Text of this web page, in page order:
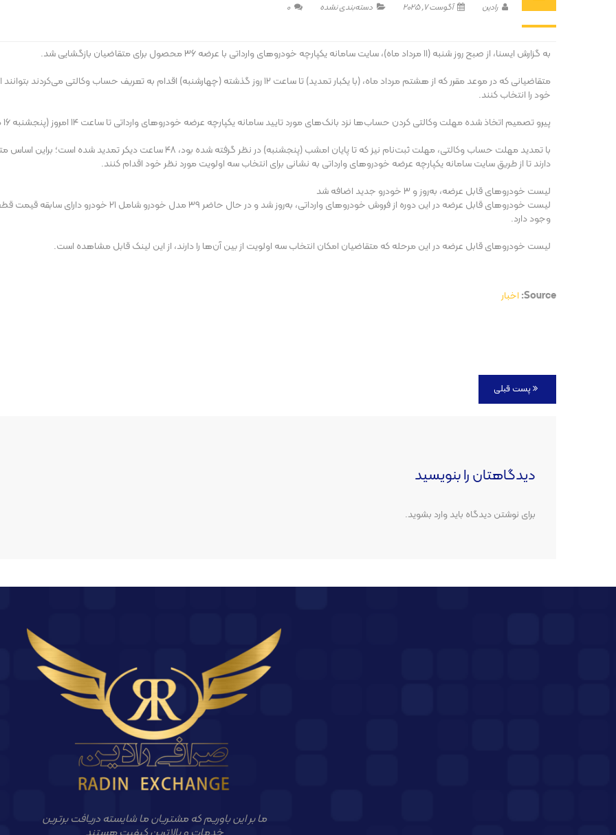
رادین آگوست 7, 2025 دسته‌بندی نشده 0
به گزارش ایسنا، از صبح روز شنبه (١١ مرداد ماه)، سایت سامانه یکپارچه خودروهای وارداتی با عرضه ٣۶ محصول برای متقاضیان بازگشایی شد.
متقاضیانی که در موعد مقرر که از هشتم مرداد ماه، (با یکبار تمدید) تا ساعت ١٢ روز گذشته (چهارشنبه) اقدام
خود را انتخاب کنند.
پیرو تصمیم اتخاذ شده مهلت وکالتی کردن حساب‌ها نزد بانک‌های مورد تایید سامانه یکپارچه عرضه خودروهای وارداتی تا ساعت ١۴ امروز (پنجشنبه ١۶ مرداد ماه) تمدید شده است.
دارند تا از طریق سایت سامانه یکپارچه عرضه خودروهای وارداتی به نشانی برای انتخاب سه اولویت مورد نظر خود اقدام کنند.
لیست خودروهای قابل عرضه، به‌روز و ٣ خودرو جدید اضافه شد
وجود دارد.
لیست خودروهای قابل عرضه در این مرحله که متقاضیان امکان انتخاب سه اولویت از بین آن‌ها را دارند، از این لینک قابل مشاهده است.
Source: اخبار
پست قبلی
دیدگاهتان را بنویسید
برای نوشتن دیدگاه بایدوارد بشوید.
ما بر این باوریم که مشتریان ما شایسته دریافت برترین